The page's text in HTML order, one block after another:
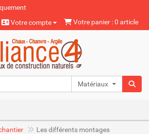
Votre compte
Votre panier : 0 article
Matériaux naturels
Les différents montages